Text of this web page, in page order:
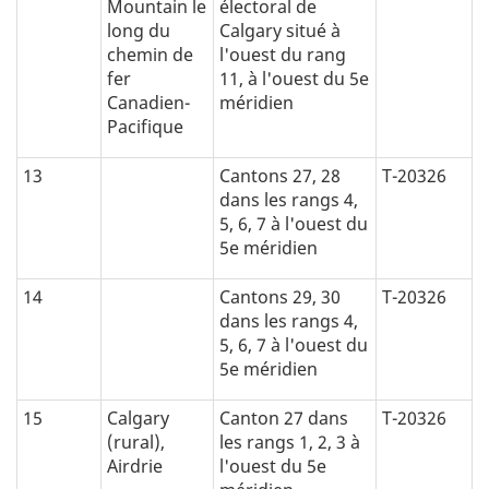
Mountain le
long du
chemin de
fer
Canadien-
Pacifique
électoral de
Calgary situé à
l'ouest du rang
11, à l'ouest du 5e
méridien
13
Cantons 27, 28
dans les rangs 4,
5, 6, 7 à l'ouest du
5e méridien
T-20326
14
Cantons 29, 30
dans les rangs 4,
5, 6, 7 à l'ouest du
5e méridien
T-20326
15
Calgary
(rural),
Airdrie
Canton 27 dans
les rangs 1, 2, 3 à
l'ouest du 5e
T-20326